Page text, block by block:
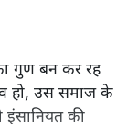
गुण बन कर रह
हो, उस समाज के
इंसानियत की